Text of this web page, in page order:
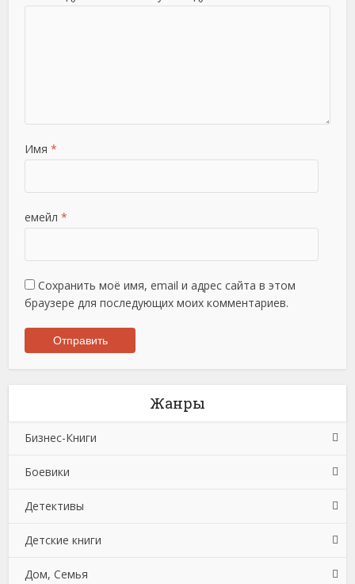
Имя *
емейл *
Сохранить моё имя, email и адрес сайта в этом
браузере для последующих моих комментариев.
Жанры
Бизнес-Книги
Банковское дело
Бухучет, налогообложение, аудит
Делопроизводство
Зарубежная деловая литература
Боевики
Боевики: Прочее
Криминальные боевики
Триллеры
Детективы
Зарубежные детективы
Иронические детективы
Детские книги
Детская проза
Дом, Семья